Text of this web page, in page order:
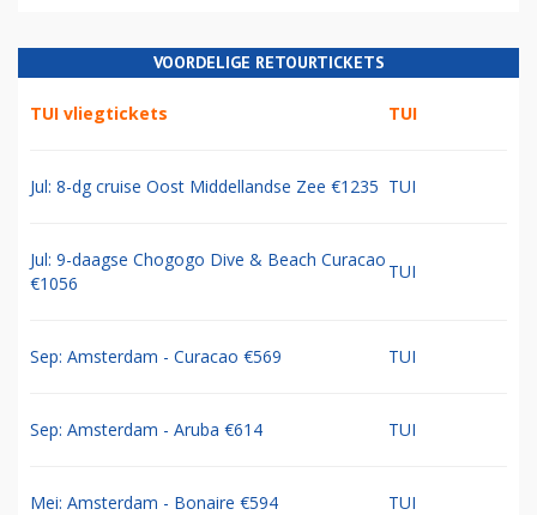
VOORDELIGE RETOURTICKETS
TUI vliegtickets TUI
Jul: 8-dg cruise Oost Middellandse Zee €1235 TUI
Jul: 9-daagse Chogogo Dive & Beach Curacao
€1056
TUI
Sep: Amsterdam - Curacao €569 TUI
Sep: Amsterdam - Aruba €614 TUI
Mei: Amsterdam - Bonaire €594 TUI